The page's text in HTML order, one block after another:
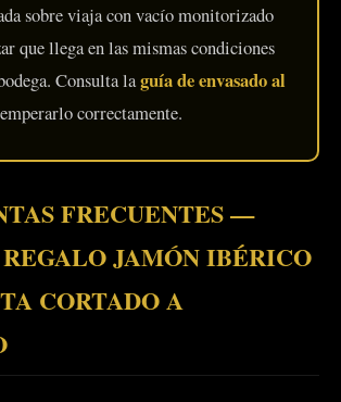
sobre viaja con vacío monitorizado
que llega en las mismas condiciones
Consulta laguía de envasado al
correctamente.
FRECUENTES —
JAMÓN IBÉRICO
CORTADO A